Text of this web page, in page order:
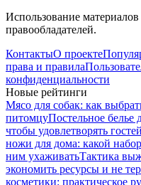
Использование материалов
правообладателей.
КонтактыО проекте
права и правила
конфиденциальности
Новые рейтинги
Мясо для собак: как
питомцуПостельное белье
чтобы удовлетворять
ножи для дома: какой
ним ухаживатьТактика
экономить ресурсы и не
косметики: практическое